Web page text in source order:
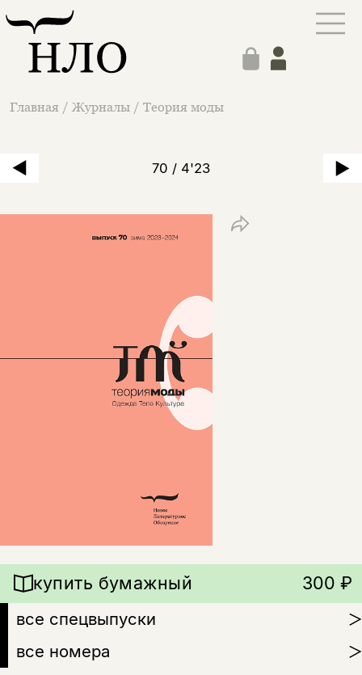
Главная / Журналы / Теория моды
70 / 4'23
все спецвыпуски
все номера
купить бумажный 300 ₽